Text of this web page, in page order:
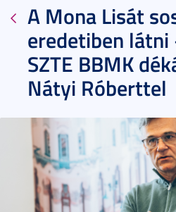
A Mona Lisát
eredetiben
SZTE BBMK
Nátyi Róberttel